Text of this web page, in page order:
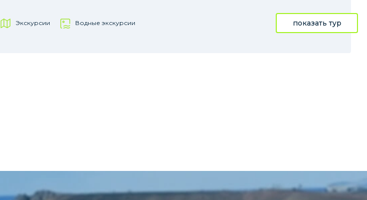
Экскурсии Водные экскурсии показать тур